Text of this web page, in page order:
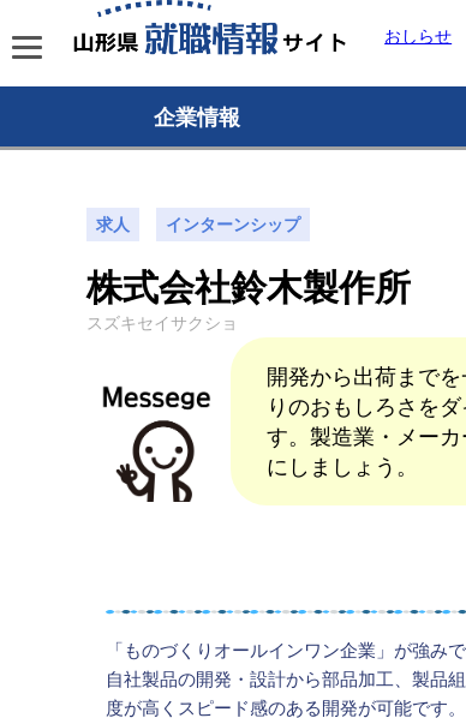
おしらせ
企業情報
求人 インターンシップ
株式会社鈴木製作所
スズキセイサクショ
開発から出荷まで
りのおもしろさを
す。製造業・メー
にしましょう。
「ものづくりオールインワン企業」が強みで
自社製品の開発・設計から部品加工、製品
度が高くスピード感のある開発が可能です。